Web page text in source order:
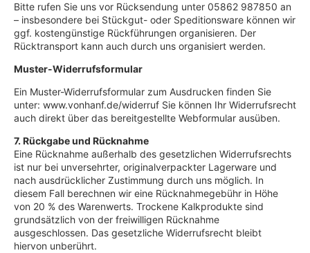
Bitte rufen Sie uns vor Rücksendung unter 05862 987850 an
– insbesondere bei Stückgut- oder Speditionsware können wir
ggf. kostengünstige Rückführungen organisieren. Der
Rücktransport kann auch durch uns organisiert werden.
Muster-Widerrufsformular
Ein Muster-Widerrufsformular zum Ausdrucken finden Sie
unter: www.vonhanf.de/widerruf Sie können Ihr Widerrufsrecht
auch direkt über das bereitgestellte Webformular ausüben.
7. Rückgabe und Rücknahme
Eine Rücknahme außerhalb des gesetzlichen Widerrufsrechts
ist nur bei unversehrter, originalverpackter Lagerware und
nach ausdrücklicher Zustimmung durch uns möglich. In
diesem Fall berechnen wir eine Rücknahmegebühr in Höhe
von 20 % des Warenwerts. Trockene Kalkprodukte sind
grundsätzlich von der freiwilligen Rücknahme
ausgeschlossen. Das gesetzliche Widerrufsrecht bleibt
hiervon unberührt.